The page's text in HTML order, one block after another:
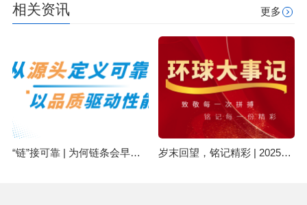
相关资讯 更多
“链”接可靠 | 为何链条会早期失效？可能与原材料有关 岁末回望，铭记精彩 | 2025环球集团精彩回顾